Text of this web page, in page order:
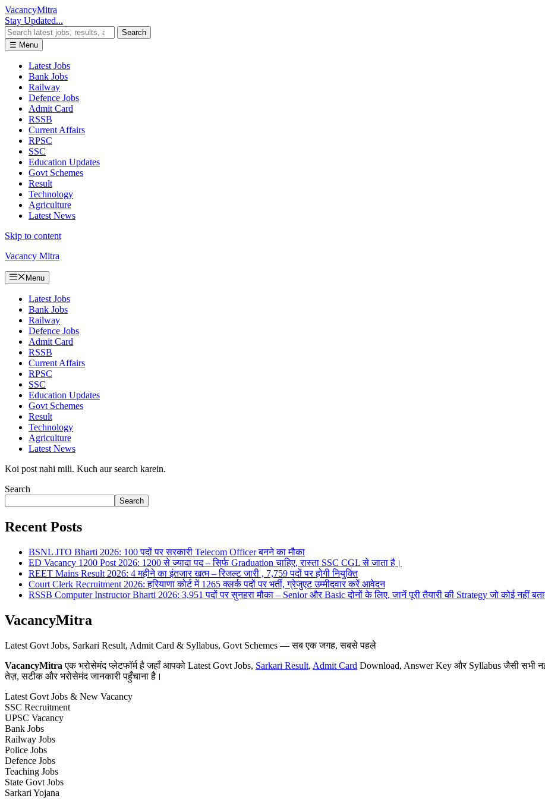
VacancyMitra
Stay Updated...
Search
☰ Menu
Latest Jobs
Bank Jobs
Railway
Defence Jobs
Admit Card
RSSB
Current Affairs
RPSC
SSC
Education Updates
Govt Schemes
Result
Technology
Agriculture
Latest News
Skip to content
Vacancy Mitra
Menu
Latest Jobs
Bank Jobs
Railway
Defence Jobs
Admit Card
RSSB
Current Affairs
RPSC
SSC
Education Updates
Govt Schemes
Result
Technology
Agriculture
Latest News
Koi post nahi mili. Kuch aur search karein.
Search
Search
Recent Posts
BSNL JTO Bharti 2026: 100 पदों पर सरकारी Telecom Officer बनने का मौका
ED Vacancy 1200 Post 2026: 1200 से ज्यादा पद – सिर्फ Graduation चाहिए, रास्ता SSC CGL से जाता है।
REET Mains Result 2026: 4 महीने का इंतजार खत्म – रिजल्ट जारी , 7,759 पदों पर होगी नियुक्ति
Court Clerk Recruitment 2026: हरियाणा कोर्ट में 1265 क्लर्क पदों पर भर्ती, ग्रेजुएट उम्मीदवार करें आवेदन
RSSB Computer Instructor Bharti 2026: 3,951 पदों पर सुनहरा मौका – Senior और Basic दोनों के लिए, जानें पूरी तैयारी की Strategy जो कोई नहीं
VacancyMitra
Latest Govt Jobs, Sarkari Result, Admit Card & Syllabus, Govt Schemes — सब एक जगह, सबसे पहले
VacancyMitra एक भरोसेमंद प्लेटफॉर्म है जहाँ आपको Latest Govt Jobs, Sarkari Result, Admit Card Download, Answer Key और Syllabus जैसी सभी
तेज़, सटीक और भरोसेमंद जानकारी पहुँचाना है।
Latest Govt Jobs & New Vacancy
SSC Recruitment
UPSC Vacancy
Bank Jobs
Railway Jobs
Police Jobs
Defence Jobs
Teaching Jobs
State Govt Jobs
Sarkari Yojana